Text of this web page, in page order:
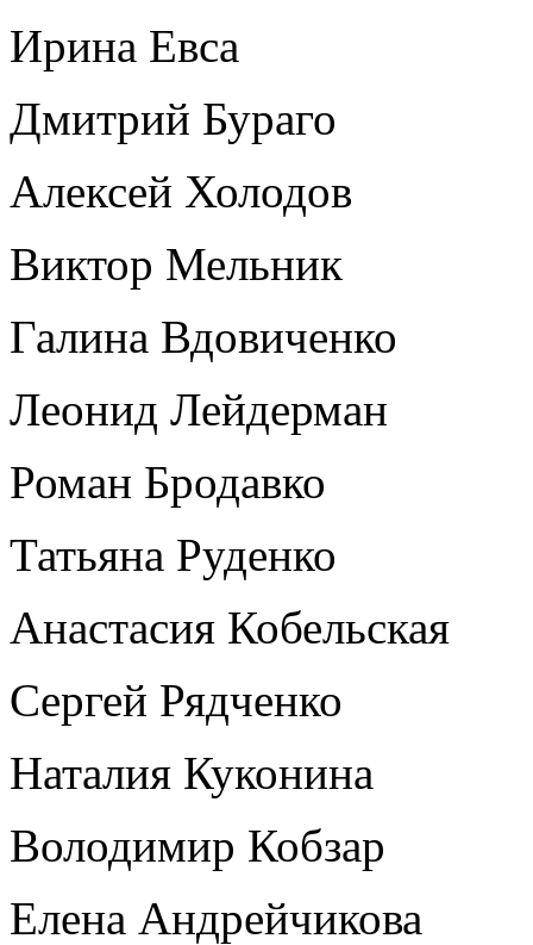
Ирина Евса
Дмитрий Бураго
Алексей Холодов
Виктор Мельник
Галина Вдовиченко
Леонид Лейдерман
Роман Бродавко
Татьяна Руденко
Анастасия Кобельская
Сергей Рядченко
Наталия Куконина
Володимир Кобзар
Елена Андрейчикова